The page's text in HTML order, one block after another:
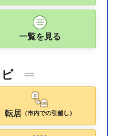
一覧を見る
転居（市内での引越し）